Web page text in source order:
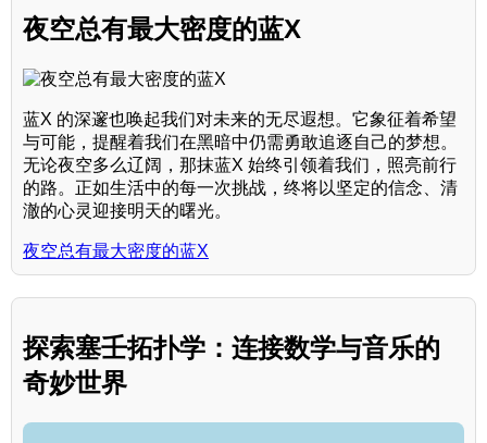
夜空总有最大密度的蓝X
蓝X 的深邃也唤起我们对未来的无尽遐想。它象征着希望
与可能，提醒着我们在黑暗中仍需勇敢追逐自己的梦想。
无论夜空多么辽阔，那抹蓝X 始终引领着我们，照亮前行
的路。正如生活中的每一次挑战，终将以坚定的信念、清
澈的心灵迎接明天的曙光。
夜空总有最大密度的蓝X
探索塞壬拓扑学：连接数学与音乐的
奇妙世界